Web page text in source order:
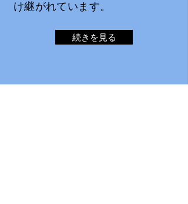
け継がれています。
続きを見る